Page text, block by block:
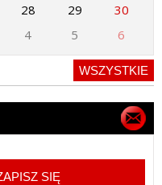
28 29
30
4 5 6
WSZYSTKIE
SIĘ